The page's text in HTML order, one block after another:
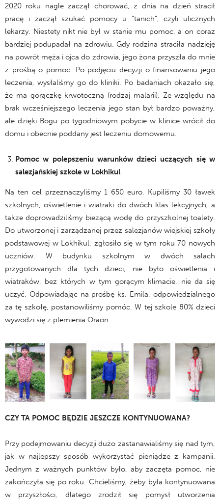
2020 roku nagle zaczął chorować, z dnia na dzień stracił
pracę i zaczął szukać pomocy u “tanich”, czyli ulicznych
lekarzy. Niestety nikt nie był w stanie mu pomoc, a on coraz
bardziej podupadał na zdrowiu. Gdy rodzina straciła nadzieję
na powrót męża i ojca do zdrowia, jego żona przyszła do mnie
z prośbą o pomoc. Po podjęciu decyzji o finansowaniu jego
leczenia, wysłaliśmy go do kliniki. Po badaniach okazało się,
że ma gorączkę krwotoczną (rodzaj malarii). Ze względu na
brak wcześniejszego leczenia jego stan był bardzo poważny,
ale dzięki Bogu po tygodniowym pobycie w klinice wrócił do
domu i obecnie poddany jest leczeniu domowemu.
Pomoc w polepszeniu warunków dzieci uczących się w
salezjańskiej szkole w Lokhikul
Na ten cel przeznaczyliśmy 1 650 euro. Kupiliśmy 30 ławek
szkolnych, oświetlenie i wiatraki do dwóch klas lekcyjnych, a
także doprowadziliśmy bieżącą wodę do przyszkolnej toalety.
Do utworzonej i zarządzanej przez salezjanów wiejskiej szkoły
podstawowej w Lokhikul, zgłosiło się w tym roku 70 nowych
uczniów. W budynku szkolnym w dwóch salach
przygotowanych dla tych dzieci, nie było oświetlenia i
wiatraków, bez których w tym gorącym klimacie, nie da się
uczyć. Odpowiadając na prośbę ks. Emila, odpowiedzialnego
za tę szkołę, postanowiliśmy pomóc. W tej szkole 80% dzieci
wywodzi się z plemienia Oraon.
CZY TA POMOC BĘDZIE JESZCZE KONTYNUOWANA?
Przy podejmowaniu decyzji dużo zastanawialiśmy się nad tym,
jak w najlepszy sposób wykorzystać pieniądze z kampanii.
Jednym z ważnych punktów było, aby zaczęta pomoc, nie
zakończyła się po roku. Chcieliśmy, żeby była kontynuowana
w przyszłości, dlatego zrodził się pomysł utworzenia